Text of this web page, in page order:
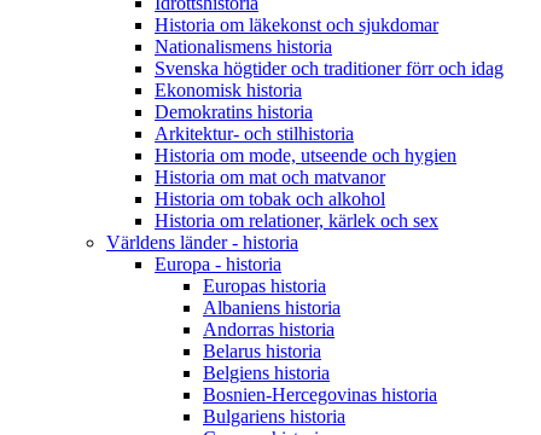
Historia om läkekonst och sjukdomar
Nationalismens historia
Svenska högtider och traditioner förr och idag
Ekonomisk historia
Demokratins historia
Arkitektur- och stilhistoria
Historia om mode, utseende och hygien
Historia om mat och matvanor
Historia om tobak och alkohol
Historia om relationer, kärlek och sex
Världens länder - historia
Europa - historia
Europas historia
Albaniens historia
Andorras historia
Belarus historia
Belgiens historia
Bosnien-Hercegovinas historia
Bulgariens historia